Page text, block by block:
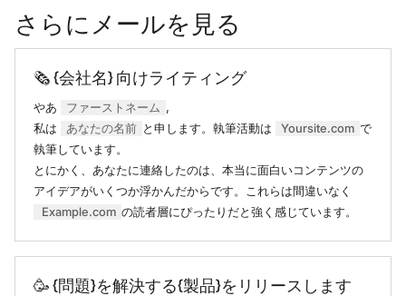
さらにメールを見る
🗞 {会社名} 向けライティング
やあ ファーストネーム ,
私は
あなたの名前 と申します。執筆活動は Yoursite.com で
執筆しています。
とにかく、あなたに連絡したのは、本当に面白いコンテンツの
アイデアがいくつか浮かんだからです。これらは間違いなく
Example.com の読者層にぴったりだと強く感じています。
🥳 {問題}を解決する{製品}をリリースします